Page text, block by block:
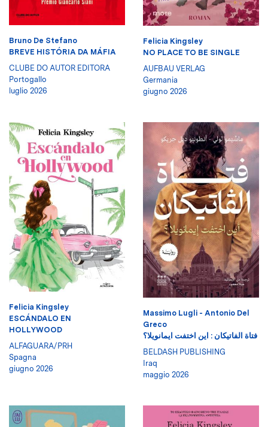
Bruno De Stefano
BREVE HISTÓRIA DA MÁFIA
CLUBE DO AUTOR EDITORA
Portogallo
luglio 2026
Felicia Kingsley
NO PLACE TO BE SINGLE
AUFBAU VERLAG
Germania
giugno 2026
Felicia Kingsley
ESCÁNDALO EN
HOLLYWOOD
ALFAGUARA/PRH
Spagna
giugno 2026
Massimo Lugli - Antonio Del
Greco
فتاة الفاتيكان : اين اختفت ايمانويلا؟
BELDASH PUBLISHING
Iraq
maggio 2026